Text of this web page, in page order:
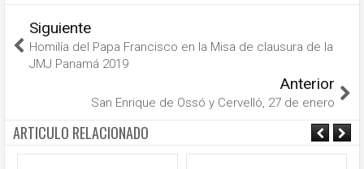
Siguiente
Homilía del Papa Francisco en la Misa de clausura de la
JMJ Panamá 2019
Anterior
San Enrique de Ossó y Cervelló, 27 de enero
ARTICULO RELACIONADO